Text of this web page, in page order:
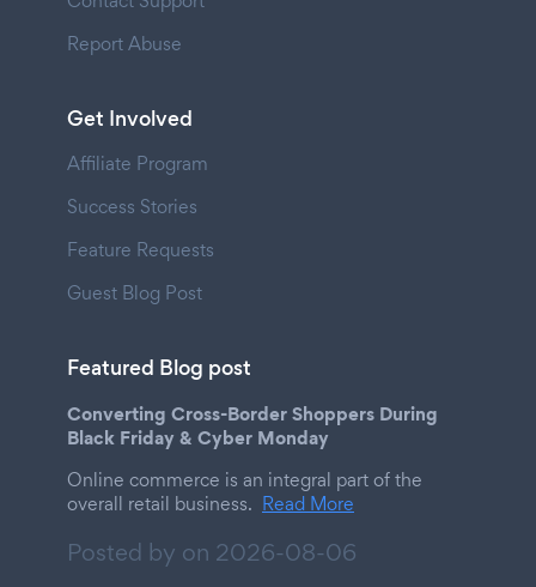
Report Abuse
Get Involved
Affiliate Program
Success Stories
Feature Requests
Guest Blog Post
Featured Blog post
Converting Cross-Border Shoppers During
Black Friday & Cyber Monday
Online commerce is an integral part of the
overall retail business. Read More
Posted by on 2026-08-06